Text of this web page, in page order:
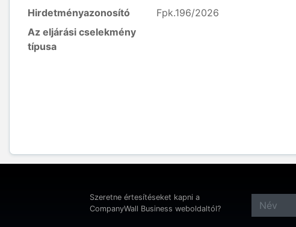
Hirdetményazonosító
Fpk.196/2026
Az eljárási cselekmény
típusa
Szeretne értesítéseket kapni a
CompanyWall Business weboldaltól?